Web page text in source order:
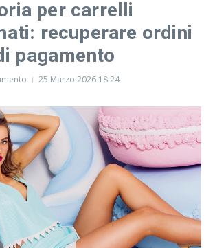
per carrelli
recuperare ordini
pagamento
25 Marzo 2026 18:24